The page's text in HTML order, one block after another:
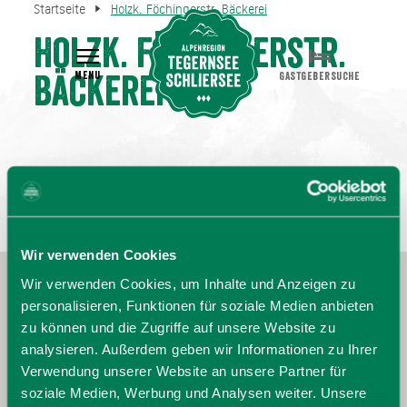
Wir verwenden Cookies
Wir verwenden Cookies, um Inhalte und Anzeigen zu
personalisieren, Funktionen für soziale Medien anbieten
zu können und die Zugriffe auf unsere Website zu
analysieren. Außerdem geben wir Informationen zu Ihrer
Verwendung unserer Website an unsere Partner für
soziale Medien, Werbung und Analysen weiter. Unsere
Startseite Holzk. Föchingerstr. Bäckerei
Holzk. Föchingerstr.
Bäckerei
MENU GASTGEBERSUCHE